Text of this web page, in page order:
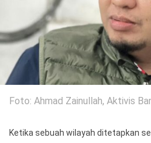
Kesehatan Kuliner
Otomotif
Iptek
Pendidikan Ilmiah
Teknologi
Foto: Ahmad Zainullah, Aktivis
Ketika sebuah wilayah ditetapkan